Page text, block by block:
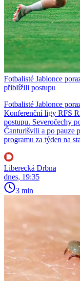
Fotbalisté Jablonce
přiblížili postupu
Fotbalisté Jablonce
Konferenční ligy RFS
postupu. Severočechy
Čanturišvili a po pauze
programu za týden na
Liberecká Drbna
dnes, 19:35
3 min